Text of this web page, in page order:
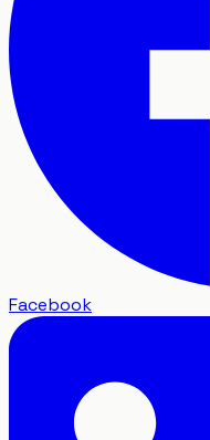
Facebook